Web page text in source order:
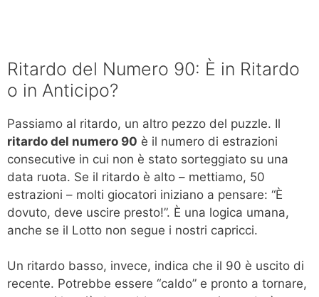
Ritardo del Numero 90: È in Ritardo
o in Anticipo?
Passiamo al ritardo, un altro pezzo del puzzle. Il
ritardo del numero 90 è il numero di estrazioni
consecutive in cui non è stato sorteggiato su una
data ruota. Se il ritardo è alto – mettiamo, 50
estrazioni – molti giocatori iniziano a pensare: “È
dovuto, deve uscire presto!”. È una logica umana,
anche se il Lotto non segue i nostri capricci.
Un ritardo basso, invece, indica che il 90 è uscito di
recente. Potrebbe essere “caldo” e pronto a tornare,